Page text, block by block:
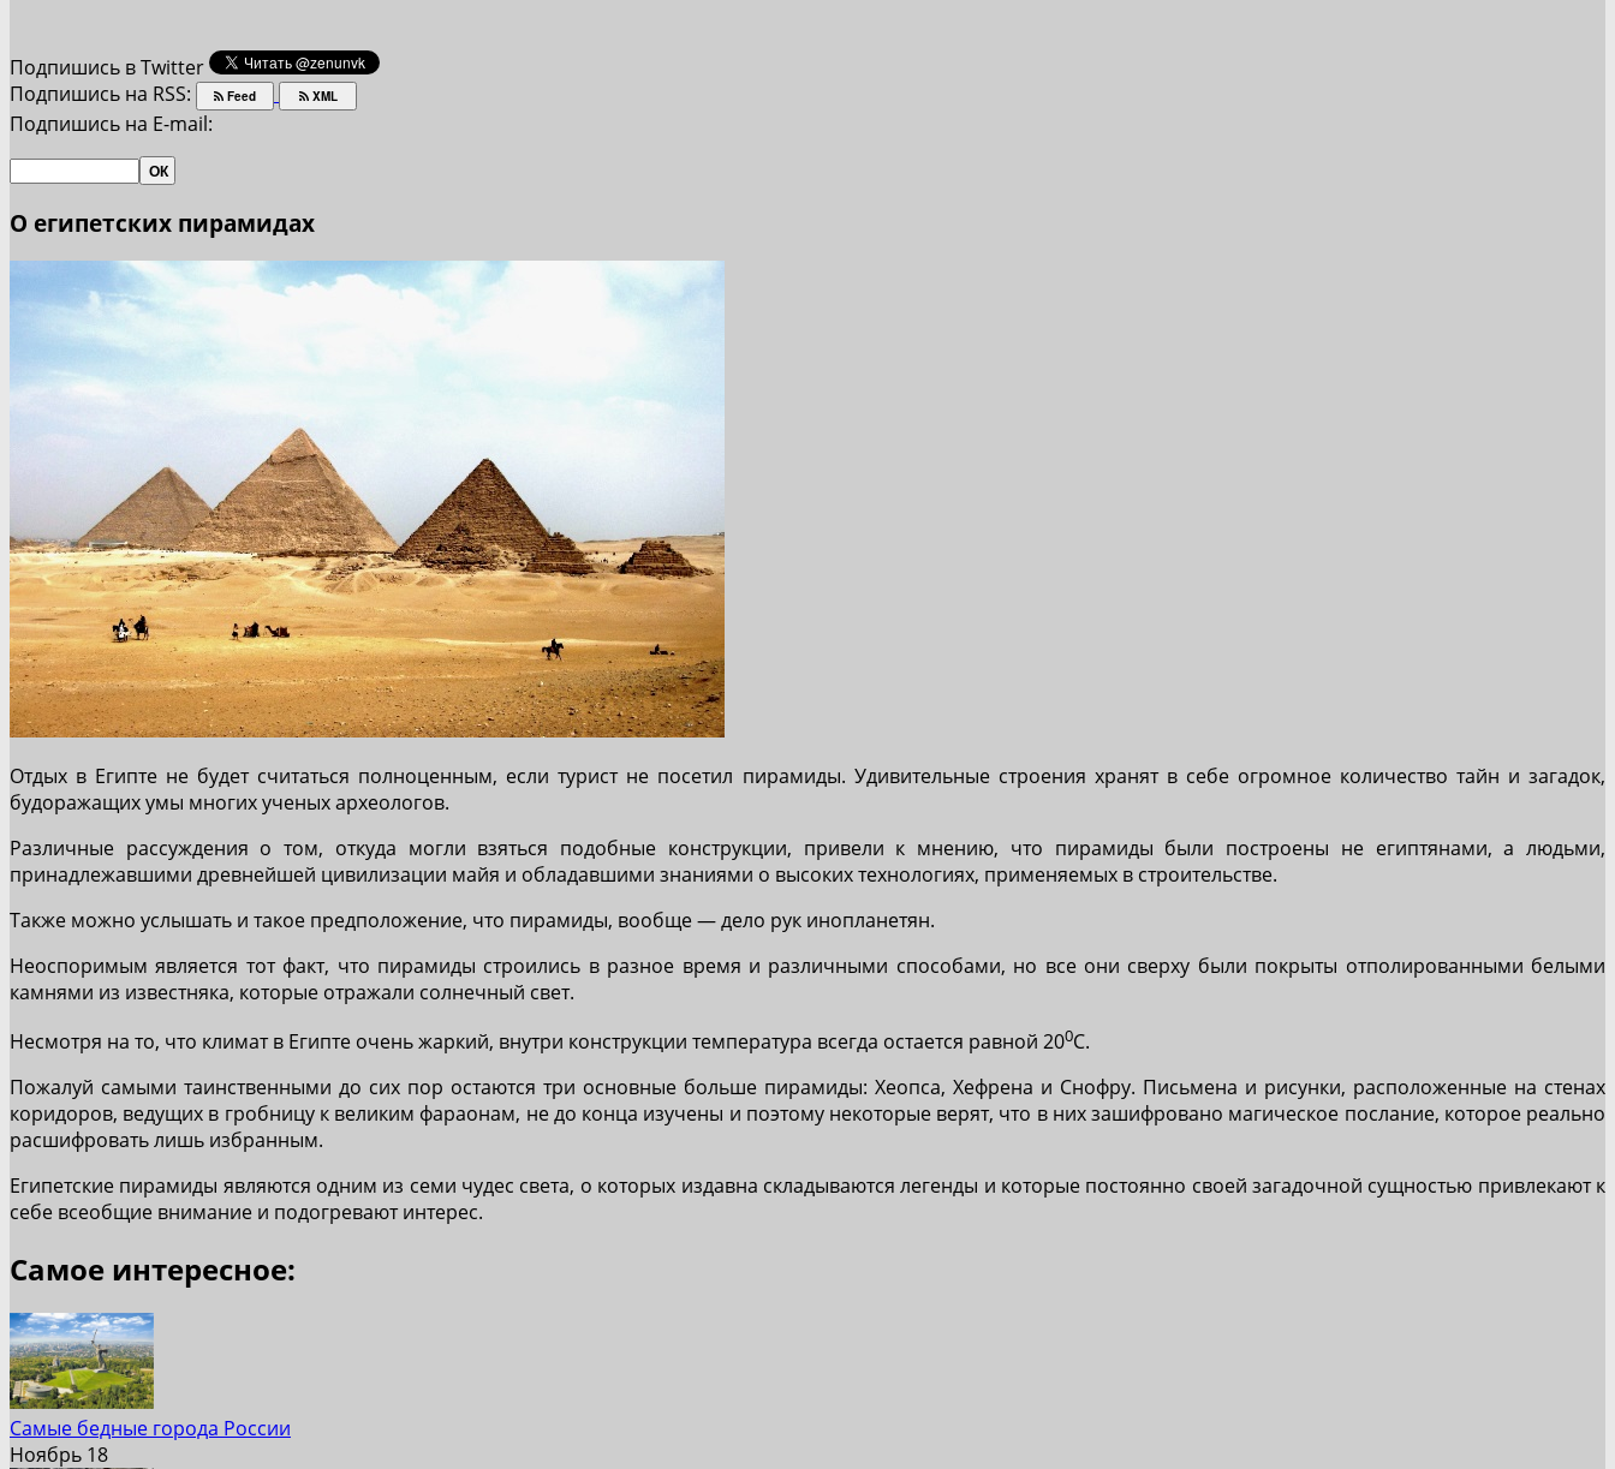
Подпишись в Twitter
Подпишись на RSS:
Feed XML
Подпишись на E-mail:
О египетских пирамидах
Отдых в Египте не будет считаться полноценным, если турист не посетил пирамиды. Удивительные строения хранят в себе огромное количество тайн и загадок,
будоражащих умы многих ученых археологов.
Различные рассуждения о том, откуда могли взяться подобные конструкции, привели к мнению, что пирамиды были построены не египтянами, а людьми,
принадлежавшими древнейшей цивилизации майя и обладавшими знаниями о высоких технологиях, применяемых в строительстве.
Также можно услышать и такое предположение, что пирамиды, вообще — дело рук инопланетян.
Неоспоримым является тот факт, что пирамиды строились в разное время и различными способами, но все они сверху были покрыты отполированными белыми
камнями из известняка, которые отражали солнечный свет.
Несмотря на то, что климат в Египте очень жаркий, внутри конструкции температура всегда остается равной 200С.
Пожалуй самыми таинственными до сих пор остаются три основные больше пирамиды: Хеопса, Хефрена и Снофру. Письмена и рисунки, расположенные на стенах
коридоров, ведущих в гробницу к великим фараонам, не до конца изучены и поэтому некоторые верят, что в них зашифровано магическое послание, которое реально
расшифровать лишь избранным.
Египетские пирамиды являются одним из семи чудес света, о которых издавна складываются легенды и которые постоянно своей загадочной сущностью привлекают к
себе всеобщие внимание и подогревают интерес.
Самое интересное:
Самые бедные города России
Ноябрь 18